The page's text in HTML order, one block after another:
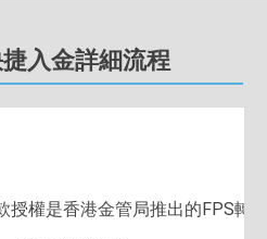
入金詳細流程
授權是香港金管局推出的FPS